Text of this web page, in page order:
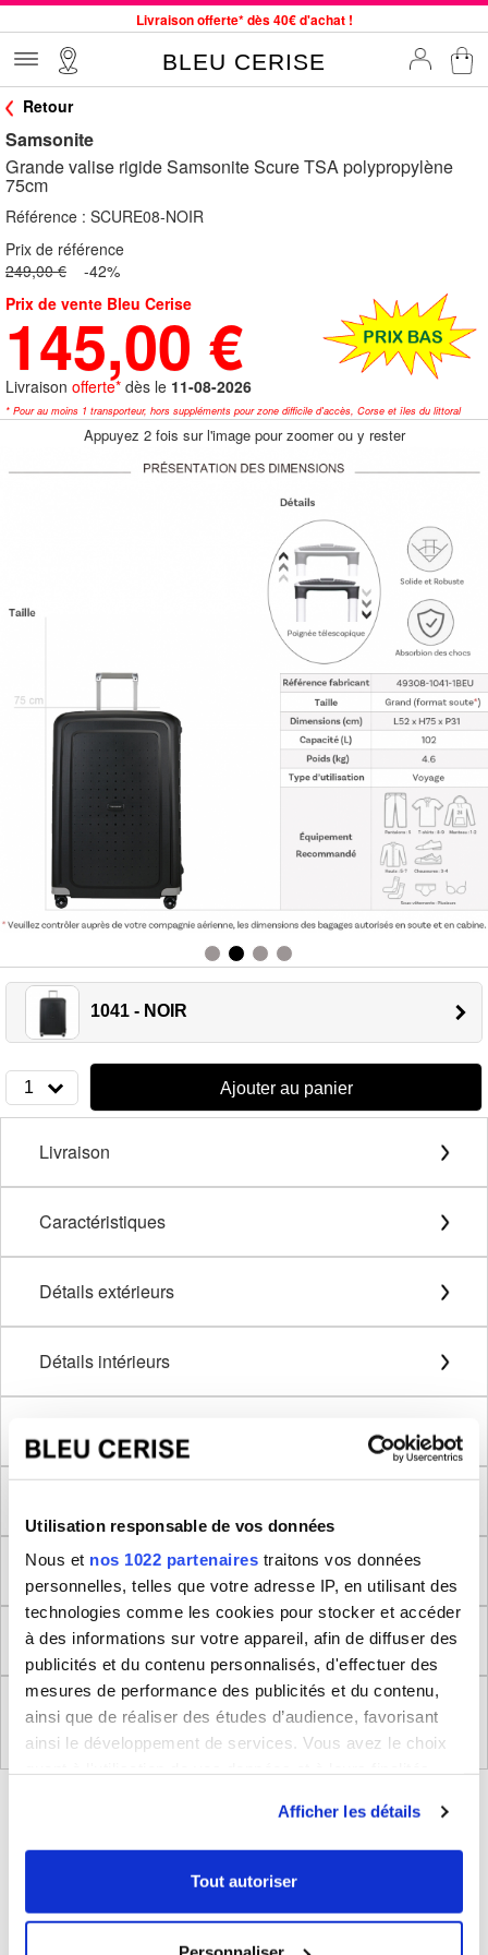
Utilisation responsable de vos données
Nous et nos 1022 partenaires traitons vos données
personnelles, telles que votre adresse IP, en utilisant des
technologies comme les cookies pour stocker et accéder
à des informations sur votre appareil, afin de diffuser des
publicités et du contenu personnalisés, d'effectuer des
mesures de performance des publicités et du contenu,
ainsi que de réaliser des études d’audience, favorisant
ainsi le développement de services. Vous avez le choix
tout moment en consultant la Déclaration relative aux
cookies ou en cliquant sur l'icône de confidentialité.
Afficher les détails
Tout autoriser
Livraison offerte* dès 40€ d'achat !
Commande avant 12h expédiée le jour même, du lundi au vendredi
Jusqu'à -75% sur le site du 29/07 au 27/08
BLEU CERISE
Retour
Samsonite
Grande valise rigide Samsonite Scure TSA polypropylène
75cm
Référence : SCURE08-NOIR
Prix de référence
249,00 € -42%
Prix de vente Bleu Cerise
145,00 €
Livraison offerte* dès le 11-08-2026
* Pour au moins 1 transporteur, hors suppléments pour zone difficile d'accès, Corse et îles du littoral
Appuyez 2 fois sur l'image pour zoomer ou y rester
1041 - NOIR
1 Ajouter au panier
Livraison
Caractéristiques
Détails extérieurs
Détails intérieurs
Dimensions produit
Retour
Règlement (UE) 2023/988 relatifs à la Sécurité
Générale des Produits
BLEUCERISE VOUS CONSEILLE